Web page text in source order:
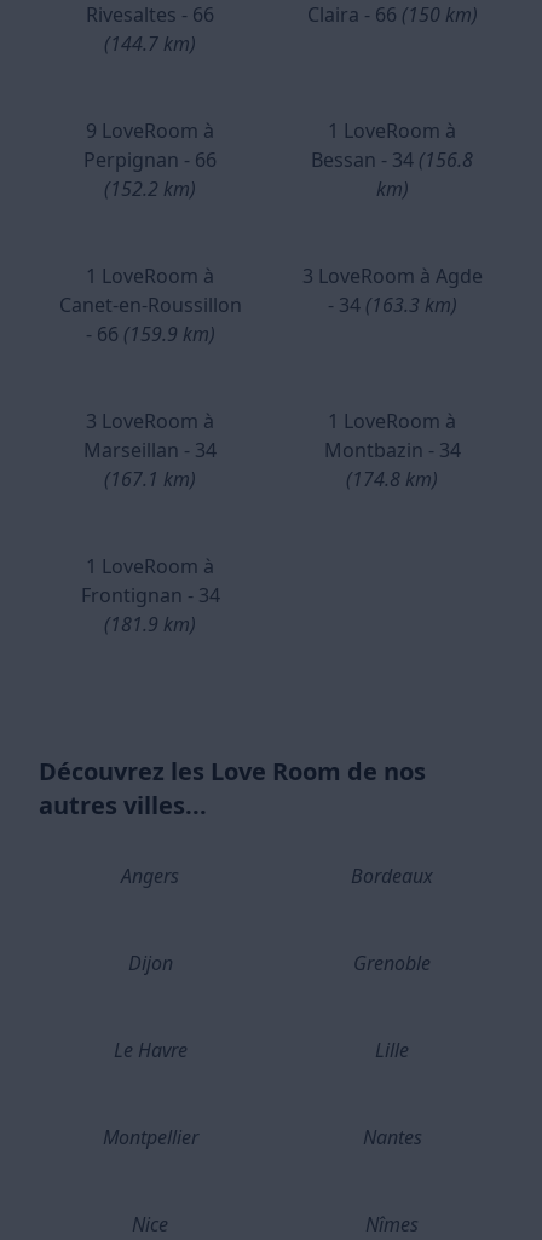
Rivesaltes - 66
(144.7 km)
Claira - 66 (150 km)
9 LoveRoom à
Perpignan - 66
(152.2 km)
1 LoveRoom à
Bessan - 34 (156.8
km)
1 LoveRoom à
Canet-en-Roussillon
- 66 (159.9 km)
3 LoveRoom à Agde
- 34 (163.3 km)
3 LoveRoom à
Marseillan - 34
(167.1 km)
1 LoveRoom à
Montbazin - 34
(174.8 km)
1 LoveRoom à
Frontignan - 34
(181.9 km)
Découvrez les Love Room de nos
autres villes...
Angers Bordeaux
Dijon Grenoble
Le Havre Lille
Montpellier Nantes
Nice Nîmes